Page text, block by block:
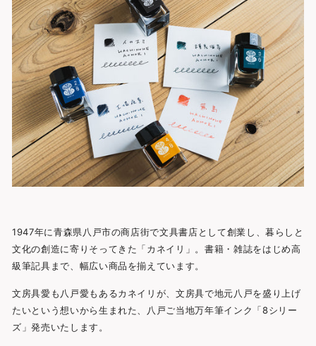
1947年に青森県八戸市の商店街で文具書店として創業し、暮らしと
文化の創造に寄りそってきた「カネイリ」。書籍・雑誌をはじめ高
級筆記具まで、幅広い商品を揃えています。
文房具愛も八戸愛もあるカネイリが、文房具で地元八戸を盛り上げ
たいという想いから生まれた、八戸ご当地万年筆インク「8シリー
ズ」発売いたします。